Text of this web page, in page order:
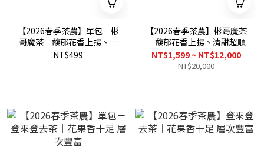
【2026春季茶農】單包－彬
哥魔茶｜馥郁花香上揚、清
甜超順
NT$499
【2026春季茶農】彬哥魔茶
｜馥郁花香上揚、清甜超順
NT$1,599 ~ NT$12,000
NT$20,000